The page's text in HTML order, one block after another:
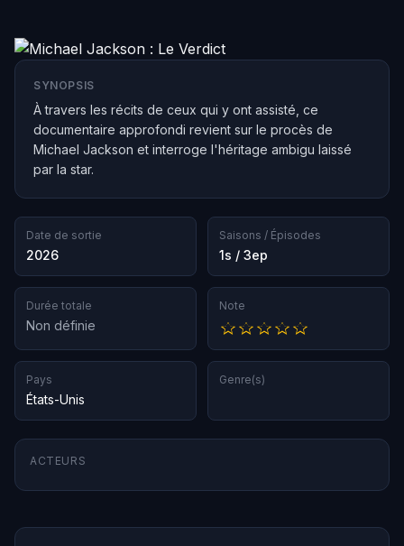
SYNOPSIS
À travers les récits de ceux qui y ont assisté, ce
documentaire approfondi revient sur le procès de
Michael Jackson et interroge l'héritage ambigu laissé
par la star.
Date de sortie
2026
Saisons / Épisodes
1s / 3ep
Durée totale
Non définie
Note
Pays
États-Unis
Genre(s)
ACTEURS